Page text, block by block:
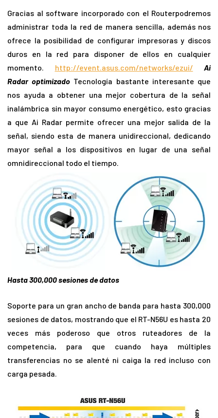
Gracias al software incorporado con el Routerpodremos
administrar toda la red de manera sencilla, además nos
ofrece la posibilidad de configurar impresoras y discos
duros en la red para disponer de ellos en cualquier
momento. http://event.asus.com/networks/ezui/
Ai
Radar optimizado Tecnología bastante interesante que
nos ayuda a obtener una mejor cobertura de la señal
inalámbrica sin mayor consumo energético, esto gracias
a que Ai Radar permite ofrecer una mejor salida de la
señal, siendo esta de manera unidireccional, dedicando
mayor señal a los dispositivos en lugar de una señal
omnidireccional todo el tiempo.
Hasta 300,000 sesiones de datos
Soporte para un gran ancho de banda para hasta 300,000
sesiones de datos, mostrando que el RT-N56U es hasta 20
veces más poderoso que otros ruteadores de la
competencia, para que cuando haya múltiples
transferencias no se alenté ni caiga la red incluso con
carga pesada.